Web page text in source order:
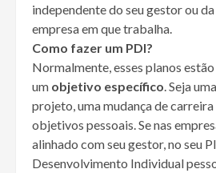
independente do seu gestor ou
empresa em que trabalha.
Como fazer um PDI?
Normalmente, esses planos
um objetivo específico. Seja
projeto, uma mudança de
objetivos pessoais. Se nas
alinhado com seu gestor, no seu
Desenvolvimento Individual